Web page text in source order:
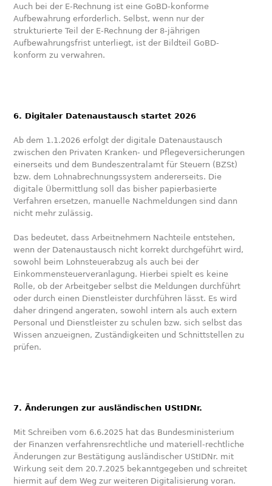
Auch bei der E-Rechnung ist eine GoBD-konforme
Aufbewahrung erforderlich. Selbst, wenn nur der
strukturierte Teil der E-Rechnung der 8-jährigen
Aufbewahrungsfrist unterliegt, ist der Bildteil GoBD-
konform zu verwahren.
6. Digitaler Datenaustausch startet 2026
Ab dem 1.1.2026 erfolgt der digitale Datenaustausch
zwischen den Privaten Kranken- und Pflegeversicherungen
einerseits und dem Bundeszentralamt für Steuern (BZSt)
bzw. dem Lohnabrechnungssystem andererseits. Die
digitale Übermittlung soll das bisher papierbasierte
Verfahren ersetzen, manuelle Nachmeldungen sind dann
nicht mehr zulässig.
Das bedeutet, dass Arbeitnehmern Nachteile entstehen,
wenn der Datenaustausch nicht korrekt durchgeführt wird,
sowohl beim Lohnsteuerabzug als auch bei der
Einkommensteuerveranlagung. Hierbei spielt es keine
Rolle, ob der Arbeitgeber selbst die Meldungen durchführt
oder durch einen Dienstleister durchführen lässt. Es wird
daher dringend angeraten, sowohl intern als auch extern
Personal und Dienstleister zu schulen bzw. sich selbst das
Wissen anzueignen, Zuständigkeiten und Schnittstellen zu
prüfen.
7. Änderungen zur ausländischen UStIDNr.
Mit Schreiben vom 6.6.2025 hat das Bundesministerium
der Finanzen verfahrensrechtliche und materiell-rechtliche
Änderungen zur Bestätigung ausländischer UStIDNr. mit
Wirkung seit dem 20.7.2025 bekanntgegeben und schreitet
hiermit auf dem Weg zur weiteren Digitalisierung voran.